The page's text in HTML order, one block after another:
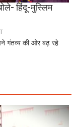
काल
में
भक्ति
हिंदू-मुस्लिम
on
कांवड़
सांसद
इमरान
गंतव्य की ओर बढ़ रहे